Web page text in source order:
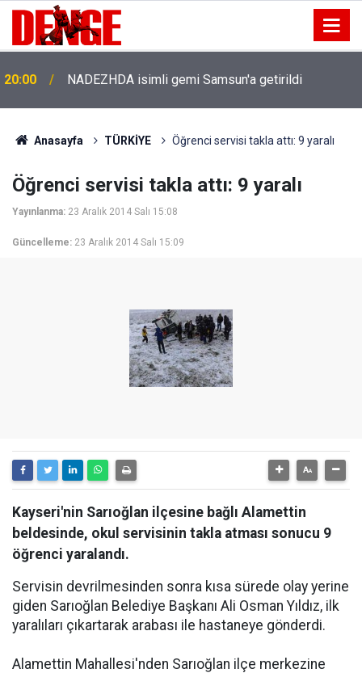
20:00 NADEZHDA isimli gemi Samsun'a getirildi
Anasayfa TÜRKİYE Öğrenci servisi takla attı: 9 yaralı
Öğrenci servisi takla attı: 9 yaralı
Yayınlanma: 23 Aralık 2014 Salı 15:08
Güncelleme: 23 Aralık 2014 Salı 15:09
Kayseri'nin Sarıoğlan ilçesine bağlı Alamettin
beldesinde, okul servisinin takla atması sonucu 9
öğrenci yaralandı.
Servisin devrilmesinden sonra kısa sürede olay yerine
giden Sarıoğlan Belediye Başkanı Ali Osman Yıldız, ilk
yaralıları çıkartarak arabası ile hastaneye gönderdi.
Alamettin Mahallesi'nden Sarıoğlan ilçe merkezine